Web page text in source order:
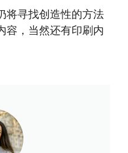
将寻找创造性的方法
容，当然还有印刷内